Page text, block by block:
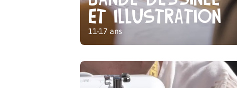
et illustration
11-17 ans